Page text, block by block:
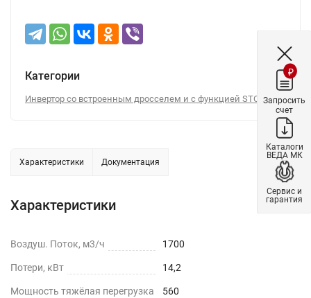
Категории
Инвертор со встроенным дросселем и с функцией STO
Характеристики Документация
Характеристики
Воздуш. Поток, м3/ч 1700
Потери, кВт 14,2
Мощность тяжёлая перегрузка
560
₽
Запросить
счет
Каталоги
ВЕДА МК
Сервис и
гарантия